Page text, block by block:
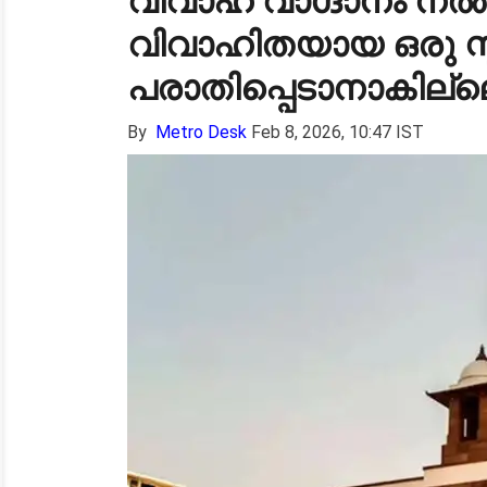
വിവാഹിതയായ ഒരു
By Metro Desk Feb 8, 2026, 10:47 IST